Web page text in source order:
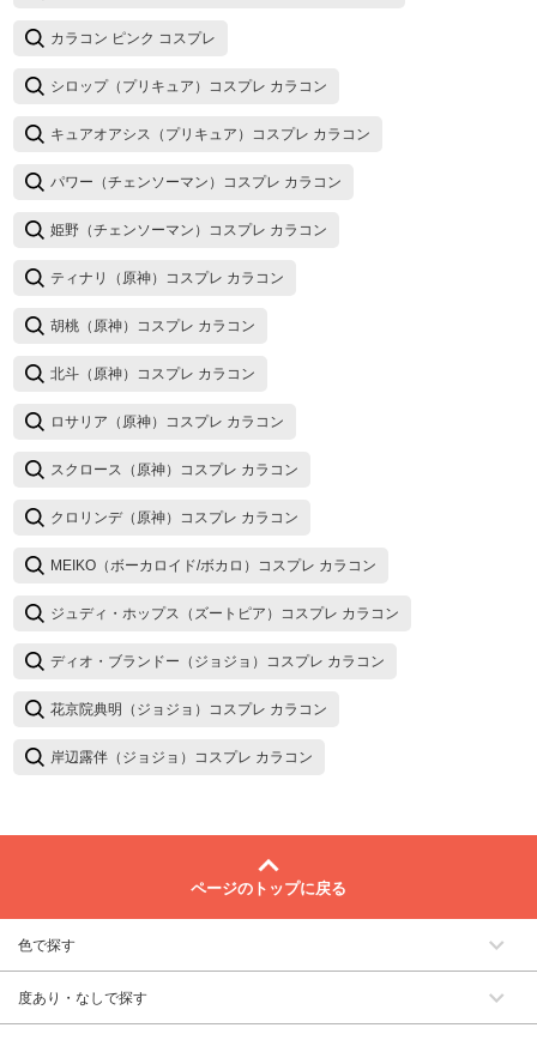
カラコン ピンク コスプレ
シロップ（プリキュア）コスプレ カラコン
キュアオアシス（プリキュア）コスプレ カラコン
パワー（チェンソーマン）コスプレ カラコン
姫野（チェンソーマン）コスプレ カラコン
ティナリ（原神）コスプレ カラコン
胡桃（原神）コスプレ カラコン
北斗（原神）コスプレ カラコン
ロサリア（原神）コスプレ カラコン
スクロース（原神）コスプレ カラコン
クロリンデ（原神）コスプレ カラコン
MEIKO（ボーカロイド/ボカロ）コスプレ カラコン
ジュディ・ホップス（ズートピア）コスプレ カラコン
ディオ・ブランドー（ジョジョ）コスプレ カラコン
花京院典明（ジョジョ）コスプレ カラコン
岸辺露伴（ジョジョ）コスプレ カラコン
ページのトップに戻る
色で探す
度あり・なしで探す